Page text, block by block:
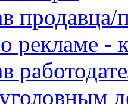
продавца/
рекламе -